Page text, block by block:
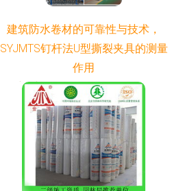
建筑防水卷材的可靠性与技术，
SYJMTS钉杆法U型撕裂夹具的测量
作用
更新时间：2026-08-06 07:28:22